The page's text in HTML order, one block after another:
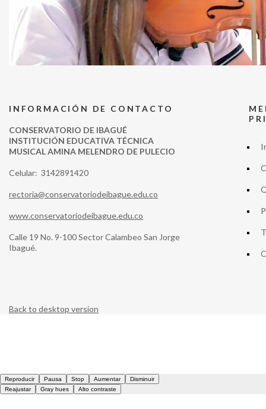
INFORMACIÓN DE CONTACTO
CONSERVATORIO DE IBAGUÉ
INSTITUCIÓN EDUCATIVA TÉCNICA
MUSICAL AMINA MELENDRO DE PULECIO
Celular: 3142891420
rectoria@conservatoriodeibague.edu.co
www.conservatoriodeibague.edu.co
Calle 19 No. 9-100 Sector Calambeo San Jorge
Ibagué.
Back to desktop version